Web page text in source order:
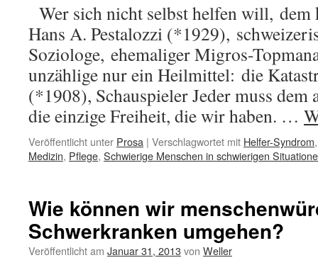
Wer sich nicht selbst helfen will, dem
Hans A. Pestalozzi (*1929),
Soziologe, ehemaliger Migros-
unzählige nur ein Heilmittel: die
(*1908), Schauspieler Jeder muss dem
die einzige Freiheit, die wir haben. …
Veröffentlicht unter Prosa | Verschlagwortet mit Helfer-Syndrom
Medizin, Pflege, Schwierige Menschen in schwierigen
Wie können wir
Schwerkranken umgehen?
Veröffentlicht am Januar 31, 2013von Weller